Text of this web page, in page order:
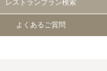
レストランプラン検索
よくあるご質問